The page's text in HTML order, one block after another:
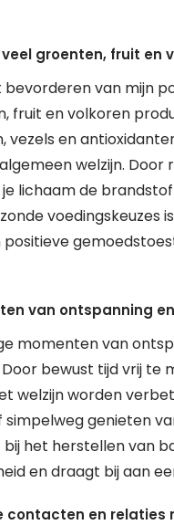
groenten, fruit en
van mijn
fruit en volkoren
vezels en
welzijn.
lichaam de
voedingskeuzes
positieve
van ontspanning
momenten van
bewust tijd vrij
welzijn worden
genieten
het herstellen van
en draagt bij aan
contacten en relaties